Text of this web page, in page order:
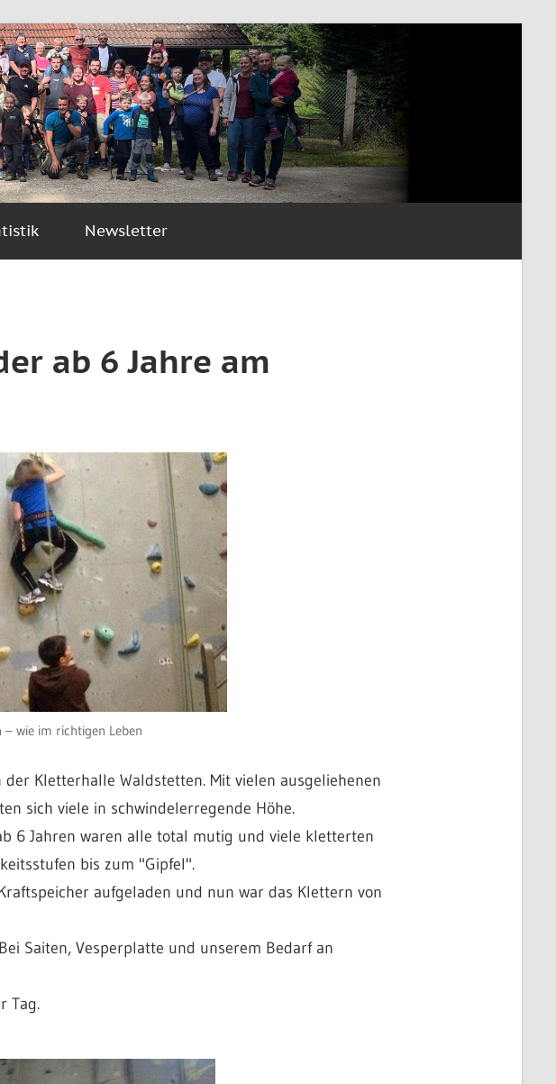
Newsletter
ab 6 Jahre am
wie im richtigen Leben
Kletterhalle Waldstetten. Mit vielen ausgeliehenen
sich viele in schwindelerregende Höhe.
6 Jahren waren alle total mutig und viele kletterten
bis zum "Gipfel".
aufgeladen und nun war das Klettern von
Saiten, Vesperplatte und unserem Bedarf an
Tag.